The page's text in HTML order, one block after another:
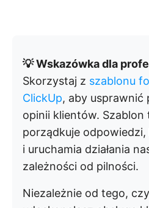
💡 Wskazówka dla
Skorzystaj z szablonu
ClickUp, aby usprawnić
opinii klientów.
porządkuje
i uruchamia działania
zależności od pilności.
Niezależnie od tego,